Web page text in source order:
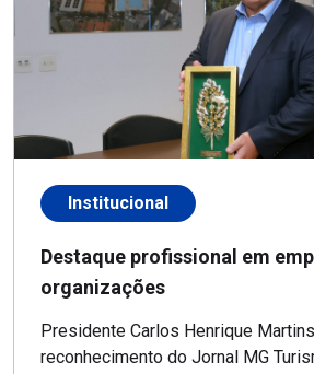
Institucional
Destaque profissional em
organizações
Presidente Carlos Henrique
reconhecimento do Jornal MG